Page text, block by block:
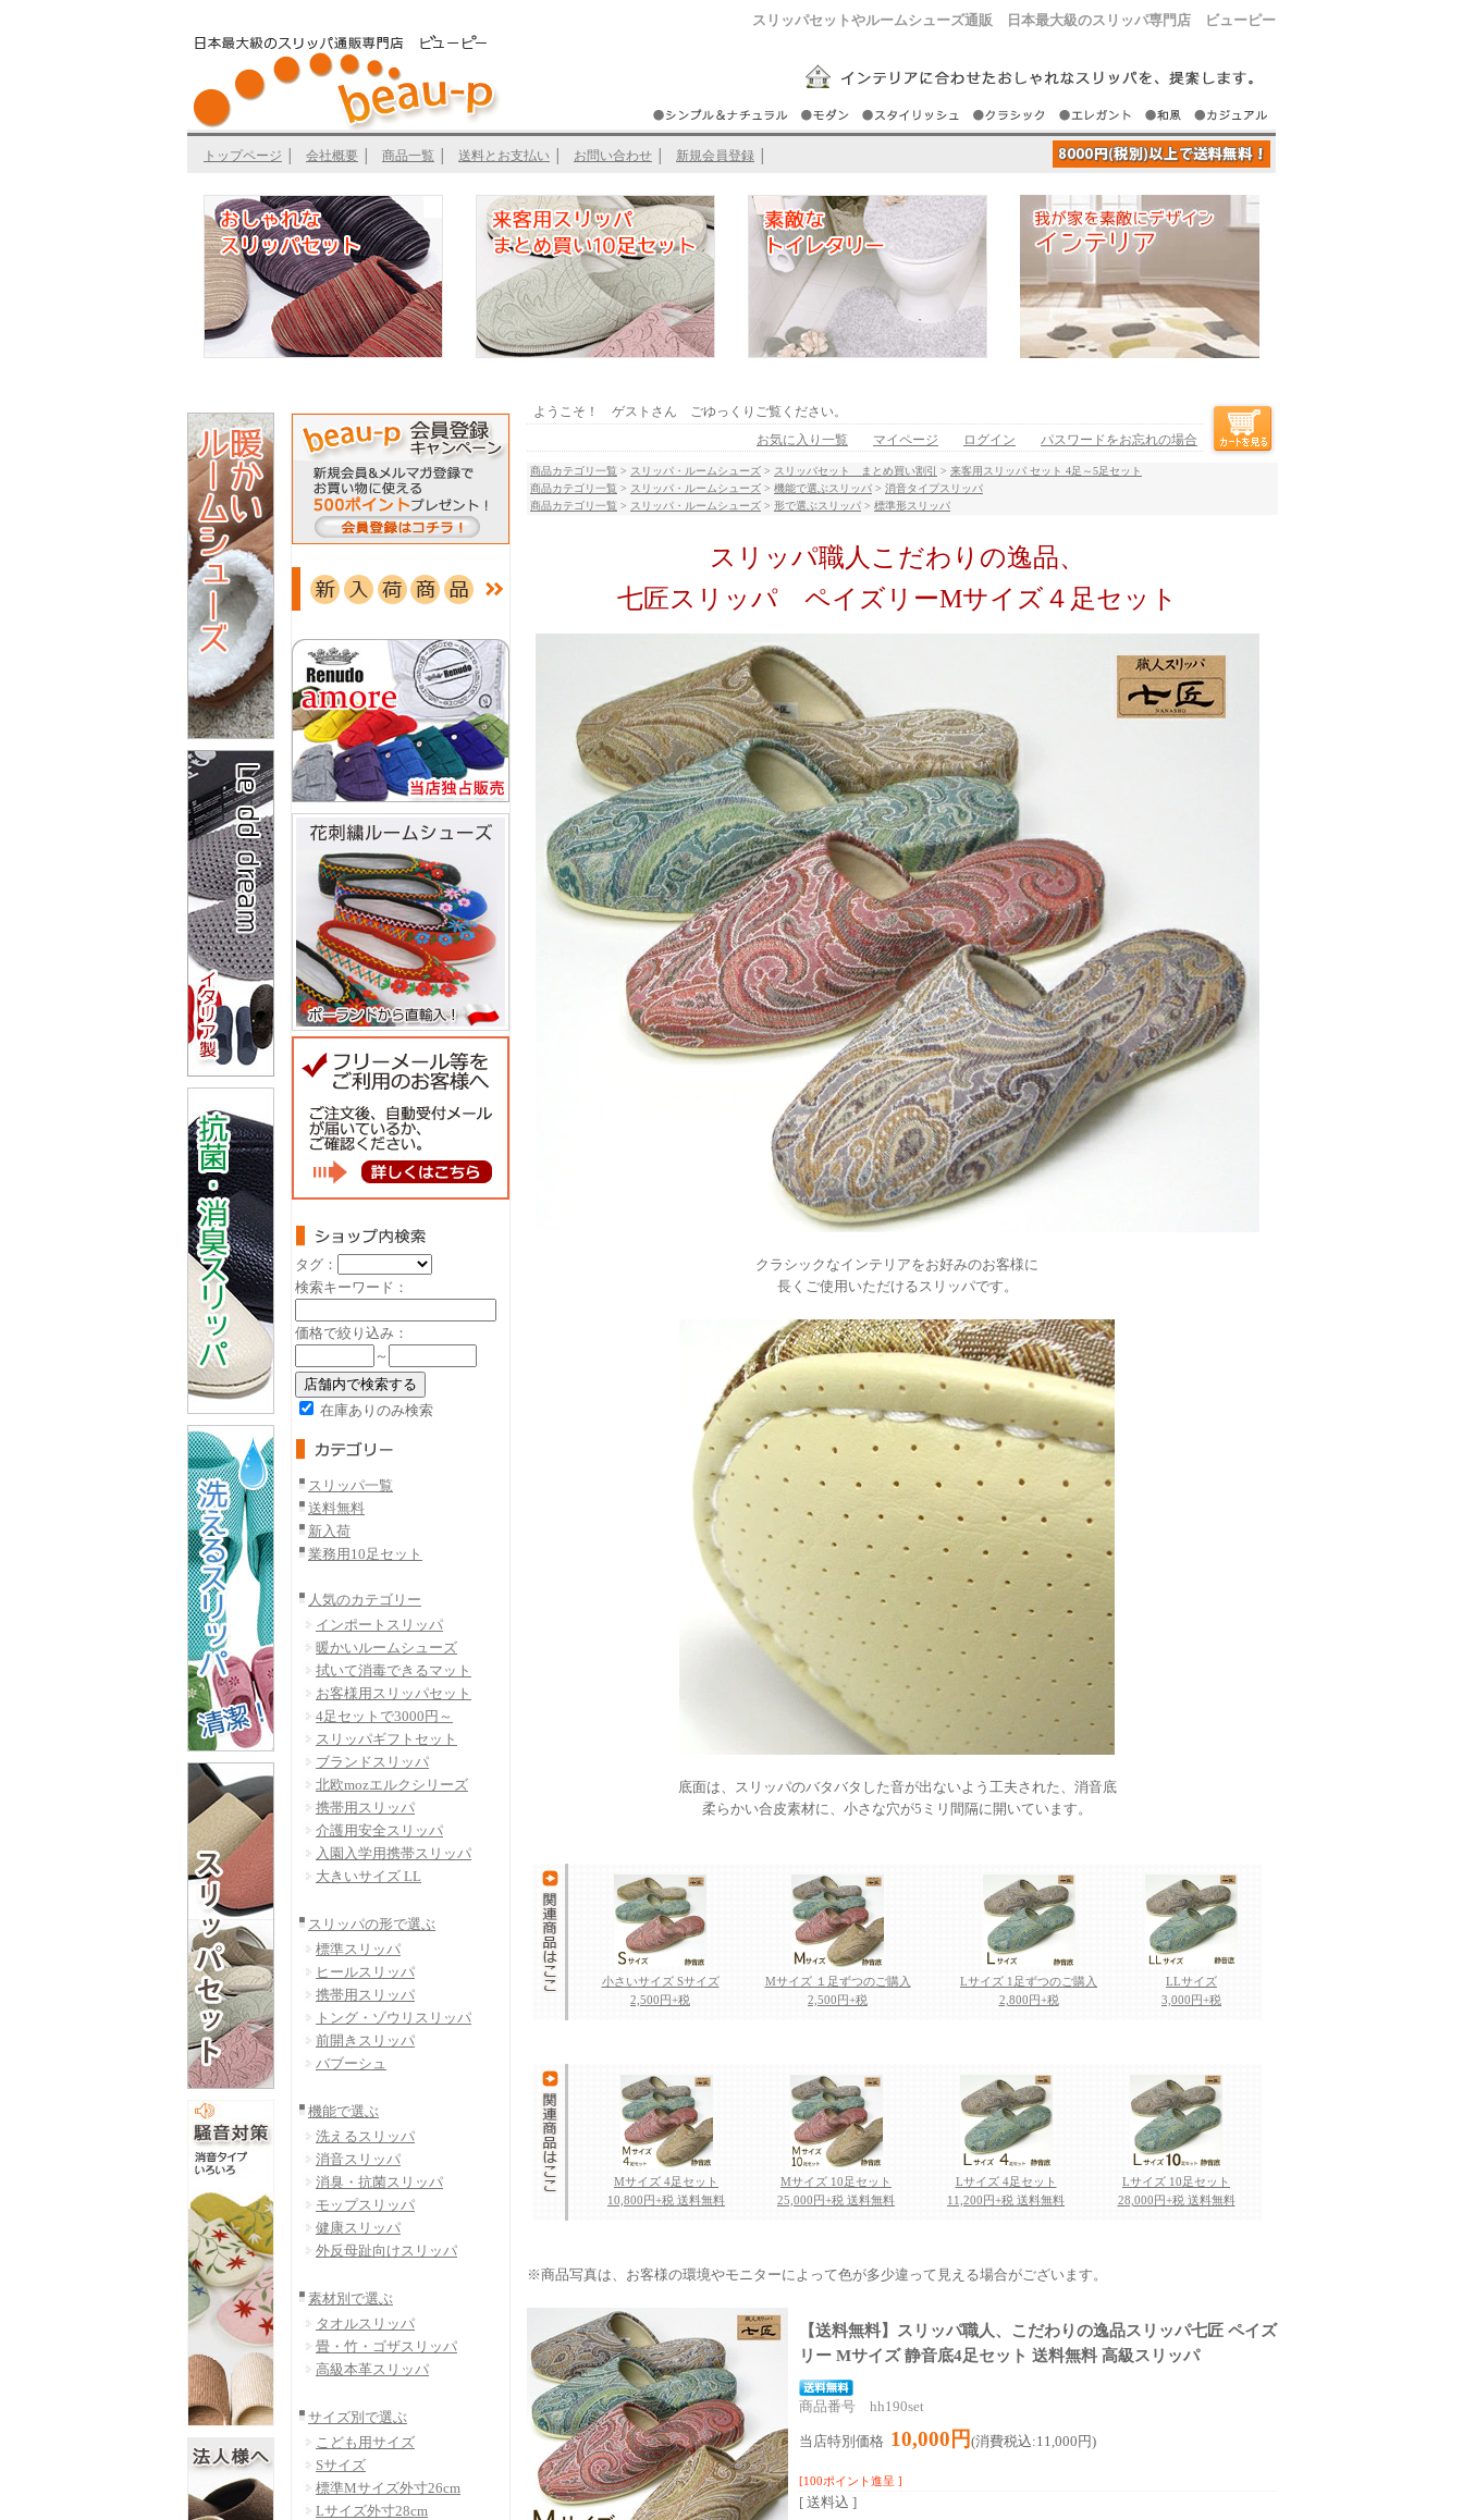
スリッパセットやルームシューズ通販 日本最大級のスリッパ専門店 ビューピー
トップページ 会社概要 商品一覧 送料とお支払い お問い合わせ 新規会員登録
タグ：
検索キーワード：
価格で絞り込み：
～
在庫ありのみ検索
スリッパ一覧
送料無料
新入荷
業務用10足セット
人気のカテゴリー
インポートスリッパ
暖かいルームシューズ
拭いて消毒できるマット
お客様用スリッパセット
4足セットで3000円～
スリッパギフトセット
ブランドスリッパ
北欧mozエルクシリーズ
携帯用スリッパ
介護用安全スリッパ
入園入学用携帯スリッパ
大きいサイズ LL
スリッパの形で選ぶ
標準スリッパ
ヒールスリッパ
携帯用スリッパ
トング・ゾウリスリッパ
前開きスリッパ
バブーシュ
機能で選ぶ
洗えるスリッパ
消音スリッパ
消臭・抗菌スリッパ
モップスリッパ
健康スリッパ
外反母趾向けスリッパ
素材別で選ぶ
タオルスリッパ
畳・竹・ゴザスリッパ
高級本革スリッパ
サイズ別で選ぶ
こども用サイズ
Sサイズ
標準Mサイズ外寸26cm
Lサイズ外寸28cm
ようこそ！ ゲストさん ごゆっくりご覧ください。
お気に入り一覧
マイページ ログイン パスワードをお忘れの場合
商品カテゴリ一覧 > スリッパ・ルームシューズ > スリッパセット まとめ買い割引 > 来客用スリッパ セット 4足～5足セット
商品カテゴリ一覧 > スリッパ・ルームシューズ > 機能で選ぶスリッパ > 消音タイプスリッパ
商品カテゴリ一覧 > スリッパ・ルームシューズ > 形で選ぶスリッパ > 標準形スリッパ
スリッパ職人こだわりの逸品、
七匠スリッパ ペイズリーMサイズ４足セット
クラシックなインテリアをお好みのお客様に
長くご使用いただけるスリッパです。
底面は、スリッパのバタバタした音が出ないよう工夫された、消音底
柔らかい合皮素材に、小さな穴が5ミリ間隔に開いています。
小さいサイズ Sサイズ
2,500円+税
Mサイズ １足ずつのご購入
2,500円+税
Lサイズ 1足ずつのご購入
2,800円+税
LLサイズ
3,000円+税
Mサイズ 4足セット
10,800円+税 送料無料
Mサイズ 10足セット
25,000円+税 送料無料
Lサイズ 4足セット
11,200円+税 送料無料
Lサイズ 10足セット
28,000円+税 送料無料
※商品写真は、お客様の環境やモニターによって色が多少違って見える場合がございます。
【送料無料】スリッパ職人、こだわりの逸品スリッパ七匠 ペイズ
リー Mサイズ 静音底4足セット 送料無料 高級スリッパ
商品番号 hh190set
当店特別価格 10,000円(消費税込:11,000円)
[100ポイント進呈 ]
[ 送料込 ]